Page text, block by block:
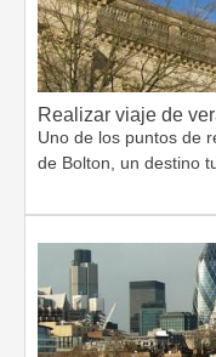
Realizar viaje de
Uno de los puntos de
de Bolton, un destino